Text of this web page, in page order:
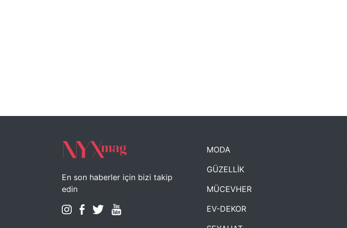
En son haberler için bizi takip
edin
MODA
GÜZELLİK
MÜCEVHER
EV-DEKOR